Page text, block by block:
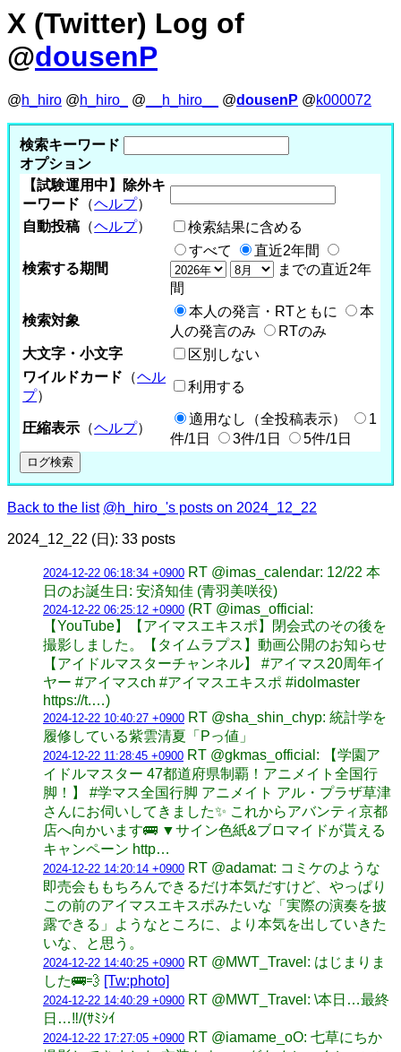
X (Twitter) Log of
@dousenP
@h_hiro @h_hiro_ @ __h_hiro__ @dousenP @k000072
検索キーワード
オプション
【試験運用中】除外キ
ーワード （ヘルプ）
自動投稿 （ヘルプ） 検索結果に含める
検索する期間
すべて
直近2年間
までの直近2年
間
検索対象
本人の発言・RTともに
本
人の発言のみ
RTのみ
大文字・小文字
区別しない
ワイルドカード （ヘル
プ）
利用する
圧縮表示 （ヘルプ）
適用なし（全投稿表示）
1
件/1日
3件/1日 5件/1日
Back to the list @h_hiro_'s posts on 2024_12_22
2024_12_22 (日): 33 posts
2024-12-22 06:18:34 +0900 RT @imas_calendar: 12/22 本
日のお誕生日: 安済知佳 (青羽美咲役)
2024-12-22 06:25:12 +0900 (RT @imas_official:
【YouTube】【アイマスエキスポ】閉会式のその後を
撮影しました。【タイムラプス】動画公開のお知らせ
【アイドルマスターチャンネル】 #アイマス20周年イ
ヤー #アイマスch #アイマスエキスポ #idolmaster
https://t.…)
2024-12-22 10:40:27 +0900 RT @sha_shin_chyp: 統計学を
履修している紫雲清夏「Pっ値」
2024-12-22 11:28:45 +0900 RT @gkmas_official: 【学園ア
イドルマスター 47都道府県制覇！アニメイト全国行
脚！】 #学マス全国行脚 アニメイト アル・プラザ草津
さんにお伺いしてきました✨ これからアバンティ京都
店へ向かいます🚌 ▼サイン色紙&ブロマイドが貰える
キャンペーン http…
2024-12-22 14:20:14 +0900 RT @adamat: コミケのような
即売会ももちろんできるだけ本気だすけど、やっぱり
この前のアイマスエキスポみたいな「実際の演奏を披
露できる」ようなところに、より本気を出していきた
いな、と思う。
2024-12-22 14:40:25 +0900 RT @MWT_Travel: はじまりま
した🚌💨 [Tw:photo]
2024-12-22 14:40:29 +0900 RT @MWT_Travel: \本日…最終
日…‼︎/(ｻﾐｼｲ
2024-12-22 17:27:05 +0900 RT @iamame_oO: 七草にちか